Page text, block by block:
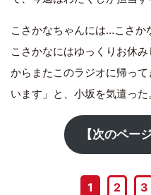
こさかなちゃんには…こさか
こさかなにはゆっくりお休
からまたこのラジオに帰っ
います」と、小坂を気遣った
【次のペー
1 2 3